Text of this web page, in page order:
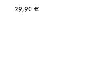
29,90 €